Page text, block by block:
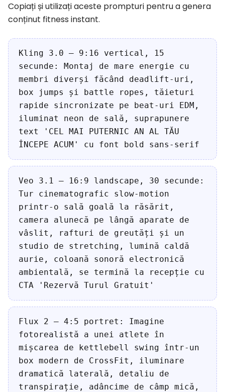
Copiați și utilizați aceste prompturi pentru a genera
conținut fitness instant.
Kling 3.0 — 9:16 vertical, 15
secunde: Montaj de mare energie cu
membri diverși făcând deadlift-uri,
box jumps și battle ropes, tăieturi
rapide sincronizate pe beat-uri EDM,
iluminat neon de sală, suprapunere
text 'CEL MAI PUTERNIC AN AL TĂU
ÎNCEPE ACUM' cu font bold sans-serif
Veo 3.1 — 16:9 landscape, 30 secunde:
Tur cinematografic slow-motion
printr-o sală goală la răsărit,
camera alunecă pe lângă aparate de
vâslit, rafturi de greutăți și un
studio de stretching, lumină caldă
aurie, coloană sonoră electronică
ambientală, se termină la recepție cu
CTA 'Rezervă Turul Gratuit'
Flux 2 — 4:5 portret: Imagine
fotorealistă a unei atlete în
mișcarea de kettlebell swing într-un
box modern de CrossFit, iluminare
dramatică laterală, detaliu de
transpirație, adâncime de câmp mică,